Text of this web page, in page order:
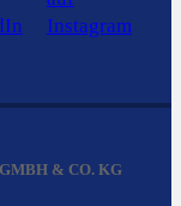
& CO. KG